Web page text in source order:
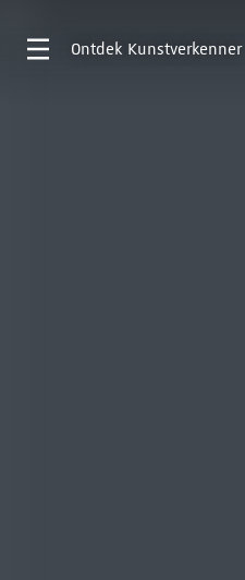
Ontdek Kunstverkenner